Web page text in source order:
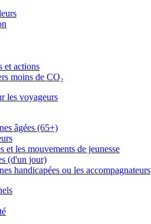
et actions
moins de CO₂
les voyageurs
âgées (65+)
et les mouvements de jeunesse
(d'un jour)
handicapées ou les accompagnateurs